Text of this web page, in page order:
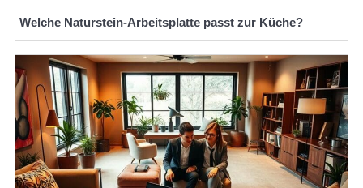
Welche Naturstein-Arbeitsplatte passt zur Küche?